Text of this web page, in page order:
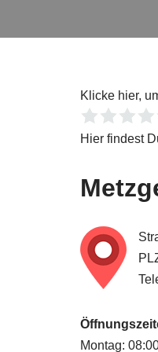
Klicke hier,
Hier findest
Montag: